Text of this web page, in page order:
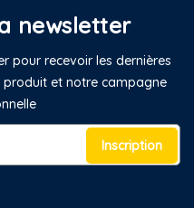
newsletter
pour recevoir les dernières
et notre campagne
Inscription